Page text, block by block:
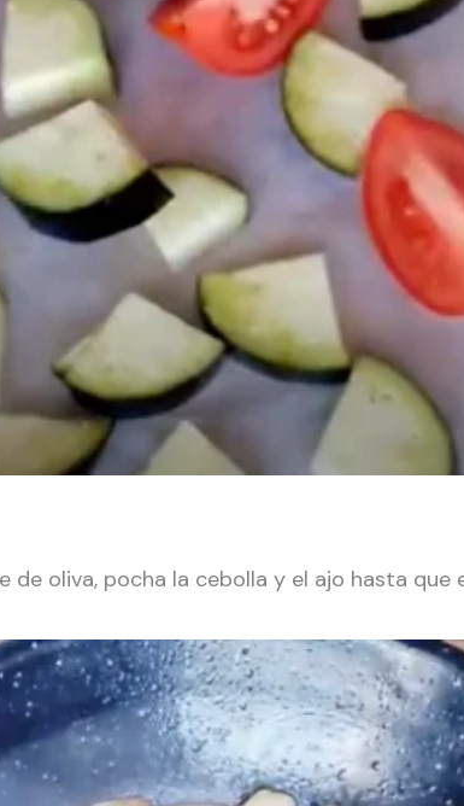
de oliva, pocha la cebolla y el ajo hasta que